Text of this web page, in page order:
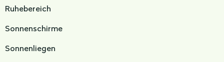
Ruhebereich
Sonnenschirme
Sonnenliegen